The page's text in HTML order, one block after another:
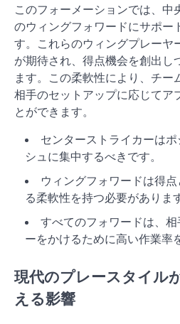
このフォーメーションでは、中
のウィングフォワードにサポー
す。これらのウィングプレーヤ
が期待され、得点機会を創出し
ます。この柔軟性により、チー
相手のセットアップに応じてア
とができます。
センターストライカーは
シュに集中するべきです。
ウィングフォワードは得
る柔軟性を持つ必要がありま
すべてのフォワードは、
ーをかけるために高い作業率
現代のプレースタイル
える影響